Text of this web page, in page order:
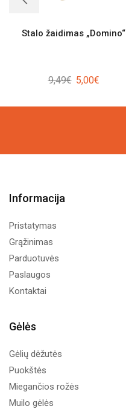
Stalo žaidimas „Domino“
9,49€ Original
was:
5,00€Current
is:
Informacija
Pristatymas
Grąžinimas
Parduotuvės
Paslaugos
Kontaktai
Gėlės
Gėlių dėžutės
Puokštės
Miegančios rožės
Muilo gėlės